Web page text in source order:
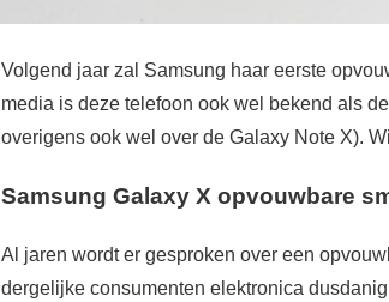
Volgend jaar zal Samsung haar eerste
media is deze telefoon ook wel bekend als
overigens ook wel over de Galaxy Note X).
Samsung Galaxy X opvouwbare
Al jaren wordt er gesproken over een
dergelijke consumenten elektronica